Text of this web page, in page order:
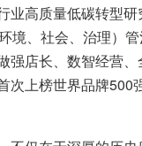
业高质量低碳转型
境、社会、治理）
强店长、数智经营
次上榜世界品牌500